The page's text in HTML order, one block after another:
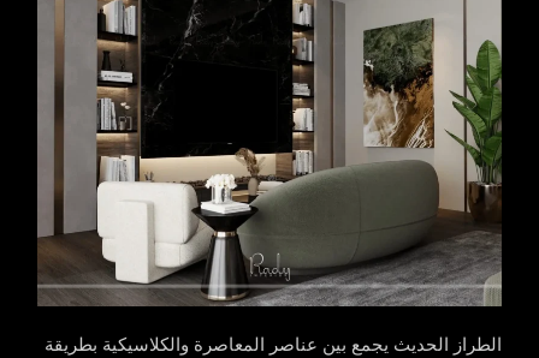
الطراز الحديث يجمع بين عناصر المعاصرة والكلاسيكية بطريقة